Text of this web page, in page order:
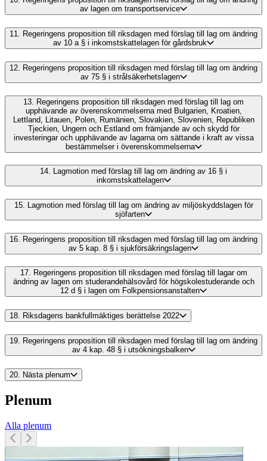
av lagen om transportservice
11. Regeringens proposition till riksdagen med förslag till lag om ändring
av 10 a § i inkomstskattelagen för gårdsbruk
12.
Regeringens proposition till riksdagen med förslag till lag om ändring
av 75 § i strålsäkerhetslagen
13. Regeringens proposition till riksdagen med förslag till lag om
upphävande av överenskommelserna med Bulgarien, Kroatien,
Lettland, Litauen, Polen, Rumänien, Slovakien, Slovenien, Republiken
Tjeckien, Ungern och Estland om främjande av och skydd för
investeringar och upphävande av lagarna om sättande i kraft av vissa
bestämmelser i överenskommelserna
14. Lagmotion med förslag till lag om ändring av 16 § i
inkomstskattelagen
15.
Lagmotion med förslag till lag om ändring av miljöskyddslagen för
sjöfarten
16. Regeringens proposition till riksdagen med förslag till lag om ändring
av 5 kap. 8 § i sjukförsäkringslagen
17. Regeringens proposition till riksdagen med förslag till lagar om
ändring av lagen om studerandehälsovård för högskolestuderande och
12 d § i lagen om Folkpensionsanstalten
18. Riksdagens bankfullmäktiges berättelse 2022
19.
Regeringens proposition till riksdagen med förslag till lag om ändring
av 4 kap. 48 § i utsökningsbalken
20. Nästa plenum
Plenum
Alla plenum